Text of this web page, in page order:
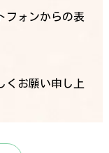
フォンからの表
くお願い申し上